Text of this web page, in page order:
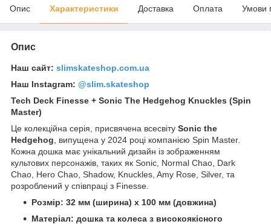
Опис Характеристики Доставка Оплата Умови
Опис
Наш сайт: slimskateshop.com.ua
Наш Instagram: @slim.skateshop
Tech Deck Finesse + Sonic The Hedgehog Knuckles (Spin
Master)
Це колекційна серія, присвячена всесвіту Sonic the
Hedgehog , випущена у 2024 році компанією Spin Master.
Кожна дошка має унікальний дизайн із зображенням
культових персонажів, таких як Sonic, Normal Chao, Dark
Chao, Hero Chao, Shadow, Knuckles, Amy Rose, Silver, та
розроблений у співпраці з Finesse.
Розмір: 32 мм (ширина) х 100 мм (довжина)
Матеріал: дошка та колеса з високоякісного